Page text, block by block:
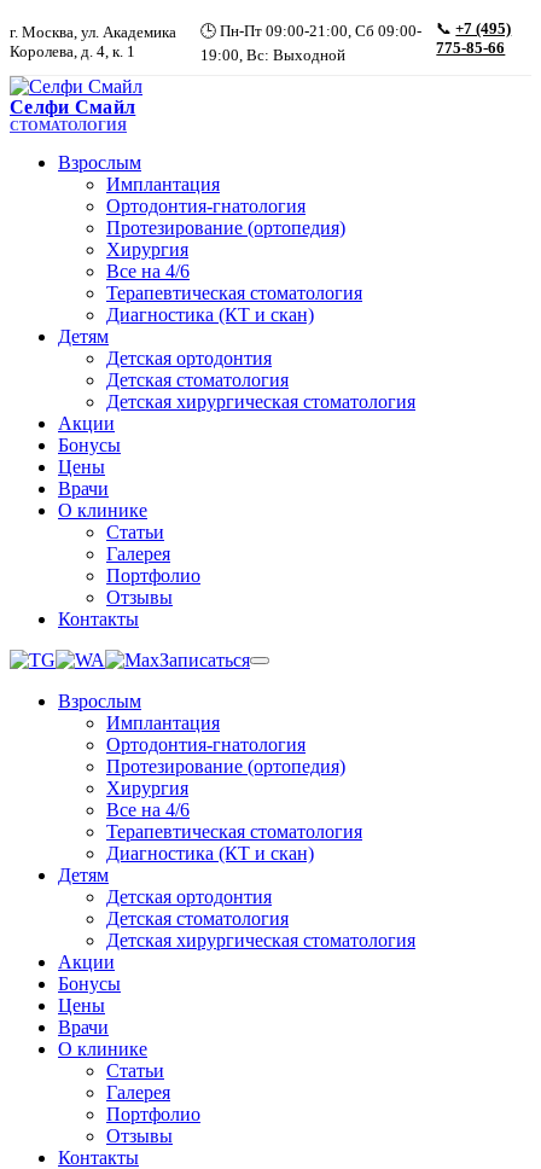
г. Москва, ул. Академика
Королева, д. 4, к. 1
🕒 Пн-Пт 09:00-21:00, Сб 09:00-
19:00, Вс: Выходной
📞+7 (495)
775-85-66
Селфи Смайл
СТОМАТОЛОГИЯ
Взрослым
Имплантация
Ортодонтия-гнатология
Протезирование (ортопедия)
Хирургия
Все на 4/6
Терапевтическая стоматология
Диагностика (КТ и скан)
Детям
Детская ортодонтия
Детская стоматология
Детская хирургическая стоматология
Акции
Бонусы
Цены
Врачи
О клинике
Статьи
Галерея
Портфолио
Отзывы
Контакты
Записаться
Взрослым
Имплантация
Ортодонтия-гнатология
Протезирование (ортопедия)
Хирургия
Все на 4/6
Терапевтическая стоматология
Диагностика (КТ и скан)
Детям
Детская ортодонтия
Детская стоматология
Детская хирургическая стоматология
Акции
Бонусы
Цены
Врачи
О клинике
Статьи
Галерея
Портфолио
Отзывы
Контакты